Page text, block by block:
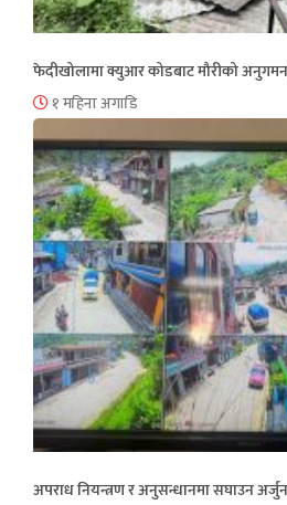
फेदीखोलामा क्युआर कोडबाट मौरीको
१ महिना अगाडि
अपराध नियन्त्रण र अनुसन्धानमा सघाउन